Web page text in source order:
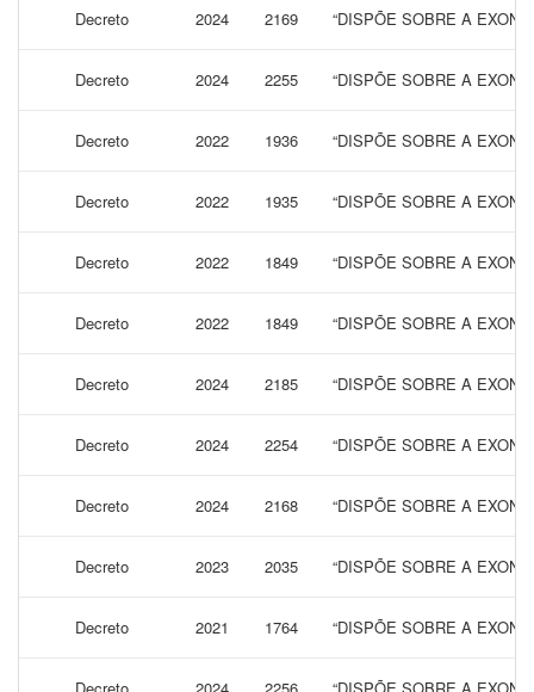
Decreto 2024 2169 “DISPÕE SOBRE A
Decreto 2024 2255 “DISPÕE SOBRE A
Decreto 2022 1936 “DISPÕE SOBRE A
Decreto 2022 1935 “DISPÕE SOBRE A
Decreto 2022 1849 “DISPÕE SOBRE A
Decreto 2022 1849 “DISPÕE SOBRE A
Decreto 2024 2185 “DISPÕE SOBRE A
Decreto 2024 2254 “DISPÕE SOBRE A
Decreto 2024 2168 “DISPÕE SOBRE A
Decreto 2023 2035 “DISPÕE SOBRE A
Decreto 2021 1764 “DISPÕE SOBRE A